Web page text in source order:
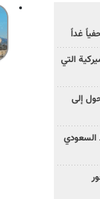
غداً
التي
إلى
السعودي